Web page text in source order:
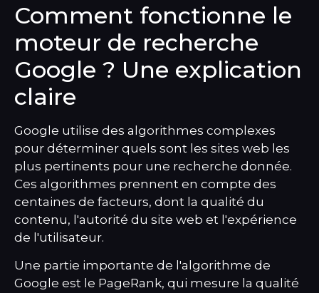
Comment fonctionne le
moteur de recherche
Google ? Une explication
claire
Google utilise des algorithmes complexes
pour déterminer quels sont les sites web les
plus pertinents pour une recherche donnée.
Ces algorithmes prennent en compte des
centaines de facteurs, dont la qualité du
contenu, l'autorité du site web et l'expérience
de l'utilisateur.
Une partie importante de l'algorithme de
Google est le PageRank, qui mesure la qualité